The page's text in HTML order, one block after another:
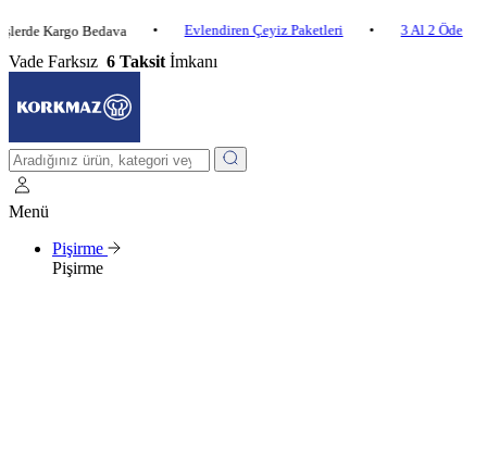
Bedava • Evlendiren Çeyiz Paketleri • 3 Al 2 Öde •
Vade Farksız 6 Taksit İmkanı
Menü
Pişirme
Pişirme